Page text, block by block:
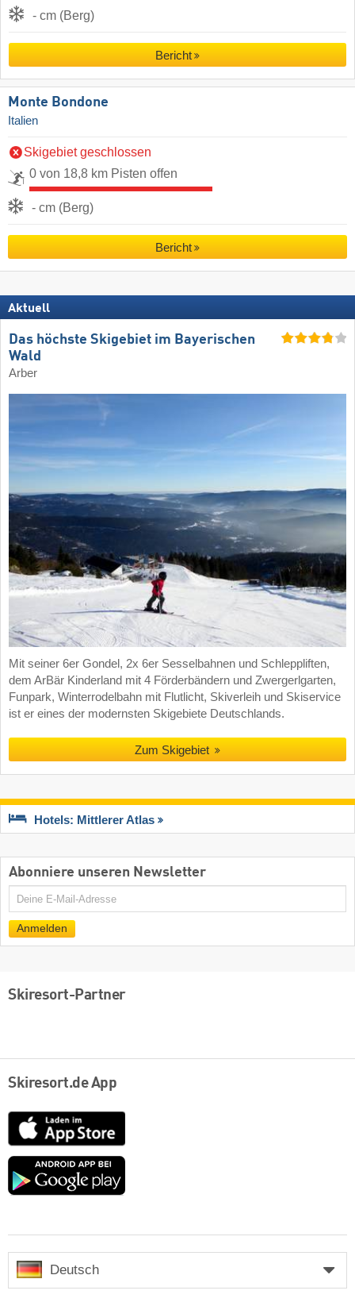
- cm (Berg)
Bericht
Monte Bondone
Italien
Skigebiet geschlossen
0 von 18,8 km Pisten offen
- cm (Berg)
Bericht
Aktuell
Das höchste Skigebiet im Bayerischen
Wald
Arber
Mit seiner 6er Gondel, 2x 6er Sesselbahnen und Schleppliften,
dem ArBär Kinderland mit 4 Förderbändern und Zwergerlgarten,
Funpark, Winterrodelbahn mit Flutlicht, Skiverleih und Skiservice
ist er eines der modernsten Skigebiete Deutschlands.
Zum Skigebiet
Hotels: Mittlerer Atlas
Abonniere unseren Newsletter
E-
Mail
Anmelden
Skiresort-Partner
Skiresort.de App
App
Store
Google
Deutsch